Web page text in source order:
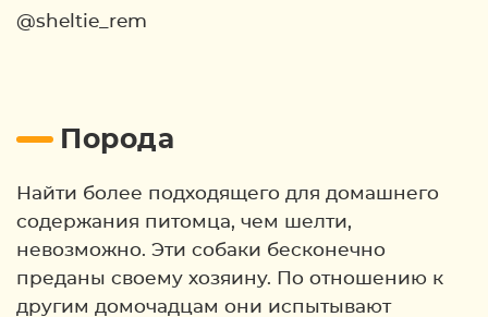
@sheltie_rem
Порода
Найти более подходящего для домашнего
содержания питомца, чем шелти,
невозможно. Эти собаки бесконечно
преданы своему хозяину. По отношению к
другим домочадцам они испытывают